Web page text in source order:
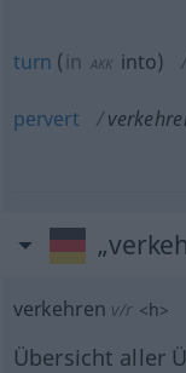
turn ( in AKK into)
pervert
verkehren v/r <h>
Übersicht aller